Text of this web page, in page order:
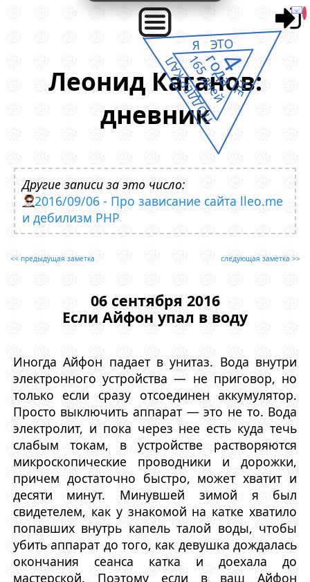
Леонид Каганов:
дневник
Другие записи за это число:
2016/09/06 - Про зависание сайта lleo.me
и дебилизм PHP
<< предыдущая заметка следующая заметка >>
06 сентября 2016
Если Айфон упал в воду
Иногда Айфон падает в унитаз. Вода внутри
электронного устройства — не приговор, но
только если сразу отсоединен аккумулятор.
Просто выключить аппарат — это не то. Вода
электролит, и пока через нее есть куда течь
слабым токам, в устройстве растворяются
микроскопические проводники и дорожки,
причем достаточно быстро, может хватит и
десяти минут. Минувшей зимой я был
свидетелем, как у знакомой на катке хватило
попавших внутрь капель талой воды, чтобы
убить аппарат до того, как девушка дождалась
окончания сеанса катка и доехала до
мастерской. Поэтому если в ваш Айфон
Я ЭТО
НЕ
ПОДДЕРЖАЛ4
года
165 дней